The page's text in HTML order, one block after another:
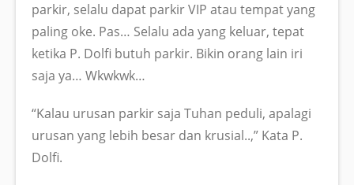
parkir, selalu dapat parkir VIP atau tempat yang
paling oke. Pas… Selalu ada yang keluar, tepat
ketika P. Dolfi butuh parkir. Bikin orang lain iri
saja ya… Wkwkwk…
“Kalau urusan parkir saja Tuhan peduli, apalagi
urusan yang lebih besar dan krusial..,” Kata P.
Dolfi.